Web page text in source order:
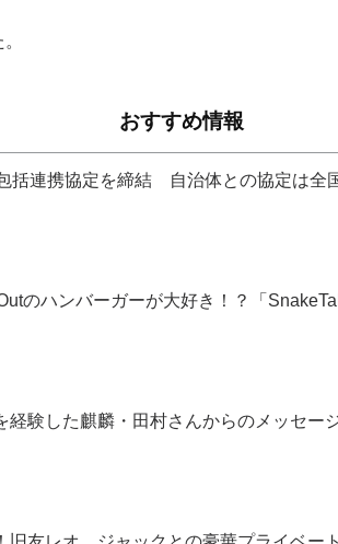
おすすめ情報
括連携協定を締結 自治体との協定は全
のハンバーガーが大好き！？「
経験した麒麟・田村さんからのメッセー